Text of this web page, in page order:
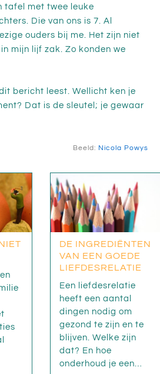
tafel met twee leuke
Die van ons is 7. Al
ouders bij me. Het zijn niet
mijn lijf zak. Zo konden we
bericht leest. Wellicht ken je
Dat is de sleutel; je gewaar
Beeld: Nicola Powys
DE INGREDIËNTEN
VAN EEN GOEDE
LIEFDESRELATIE
Een liefdesrelatie
heeft een aantal
dingen nodig om
gezond te zijn en te
blijven. Welke zijn
dat? En hoe
onderhoud je een…